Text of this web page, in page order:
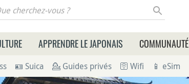
vous ?
APPRENDRE LE JAPONAIS COMMUNAUTÉ
🪪 Suica 💁 Guides privés 🛜 Wifi 📱 eSim